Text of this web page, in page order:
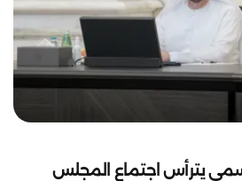
يترأس اجتماع المجلس